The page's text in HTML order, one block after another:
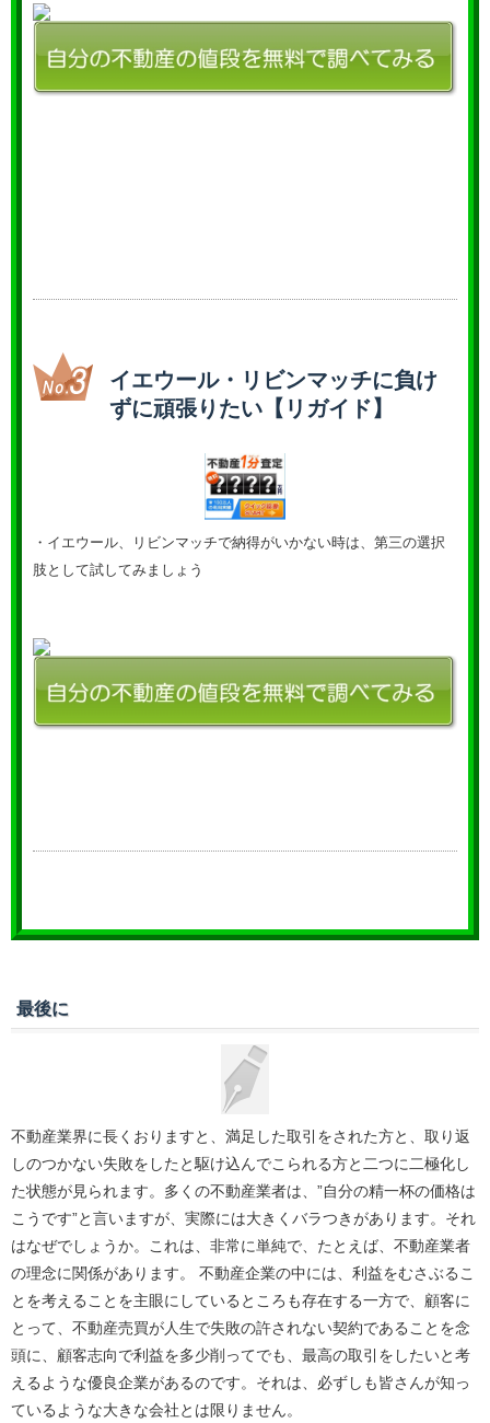
イエウール・リビンマッチに負け
ずに頑張りたい【リガイド】
・イエウール、リビンマッチで納得がいかない時は、第三の選択
肢として試してみましょう
最後に
不動産業界に長くおりますと、満足した取引をされた方と、取り返
しのつかない失敗をしたと駆け込んでこられる方と二つに二極化し
た状態が見られます。多くの不動産業者は、”自分の精一杯の価格は
こうです”と言いますが、実際には大きくバラつきがあります。それ
はなぜでしょうか。これは、非常に単純で、たとえば、不動産業者
の理念に関係があります。 不動産企業の中には、利益をむさぶるこ
とを考えることを主眼にしているところも存在する一方で、顧客に
とって、不動産売買が人生で失敗の許されない契約であることを念
頭に、顧客志向で利益を多少削ってでも、最高の取引をしたいと考
えるような優良企業があるのです。それは、必ずしも皆さんが知っ
ているような大きな会社とは限りません。